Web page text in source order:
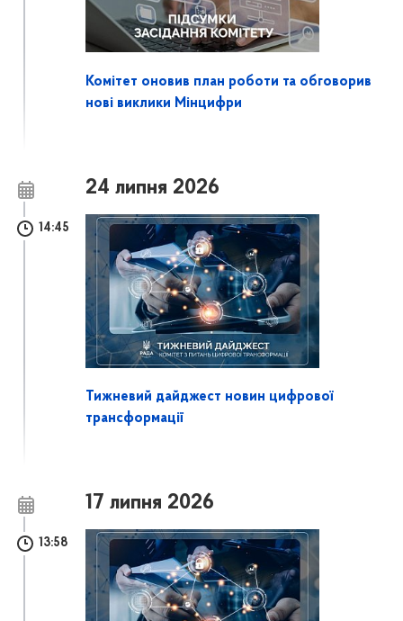
Комітет оновив план роботи та обговорив
нові виклики Мінцифри
24 липня 2026
14:45
Тижневий дайджест новин цифрової
трансформації
17 липня 2026
13:58